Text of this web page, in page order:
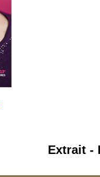
Extrait -